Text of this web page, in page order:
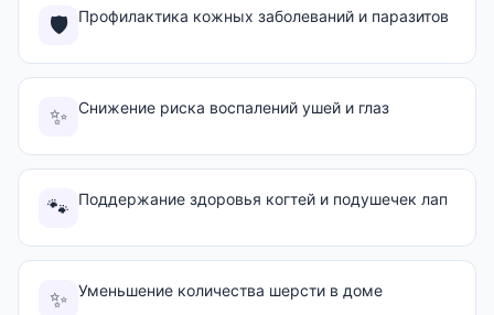
🛡️ Профилактика кожных заболеваний и паразитов
✨ Снижение риска воспалений ушей и глаз
🐾 Поддержание здоровья когтей и подушечек лап
✨ Уменьшение количества шерсти в доме